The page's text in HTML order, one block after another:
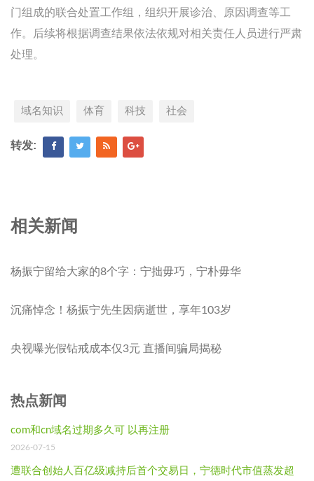
门组成的联合处置工作组，组织开展诊治、原因调查等工
作。后续将根据调查结果依法依规对相关责任人员进行严肃
处理。
域名知识 体育 科技 社会
转发:
相关新闻
杨振宁留给大家的8个字：宁拙毋巧，宁朴毋华
沉痛悼念！杨振宁先生因病逝世，享年103岁
央视曝光假钻戒成本仅3元 直播间骗局揭秘
热点新闻
com和cn域名过期多久可 以再注册
2026-07-15
遭联合创始人百亿级减持后首个交易日，宁德时代市值蒸发超